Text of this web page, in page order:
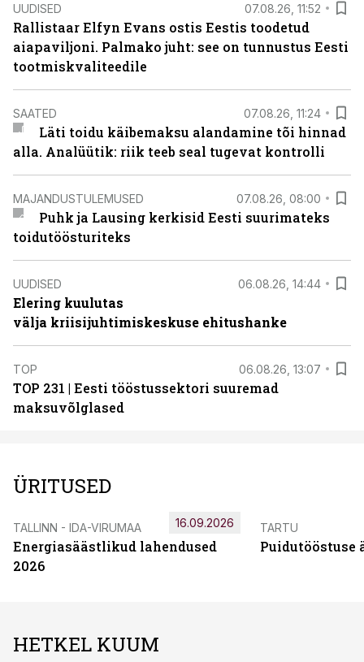
UUDISED 07.08.26, 11:52
Rallistaar Elfyn Evans ostis Eestis toodetud
aiapaviljoni. Palmako juht: see on tunnustus Eesti
tootmiskvaliteedile
SAATED 07.08.26, 11:24
Läti toidu käibemaksu alandamine tõi hinnad
alla. Analüütik: riik teeb seal tugevat kontrolli
MAJANDUSTULEMUSED 07.08.26, 08:00
Puhk ja Lausing kerkisid Eesti suurimateks
toidutöösturiteks
UUDISED 06.08.26, 14:44
Elering kuulutas
välja kriisijuhtimiskeskuse ehitushanke
TOP 06.08.26, 13:07
TOP 231 | Eesti tööstussektori suuremad
maksuvõlglased
ÜRITUSED
TALLINN - IDA-VIRUMAA
Energiasäästlikud lahendused
2026
16.09.2026 TARTU
Puidutööstuse
HETKEL KUUM